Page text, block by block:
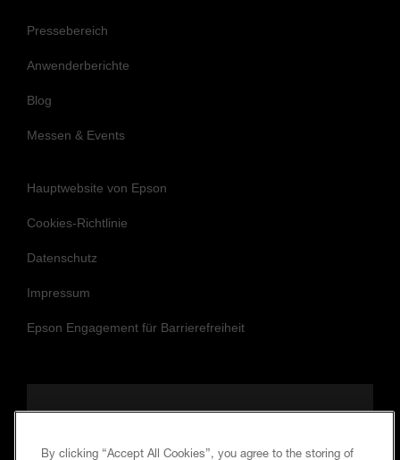
Pressebereich
Anwenderberichte
Blog
Messen & Events
Hauptwebsite von Epson
Cookies-Richtlinie
Datenschutz
Impressum
Epson Engagement für Barrierefreiheit
By clicking “Accept All Cookies”, you agree to the storing of